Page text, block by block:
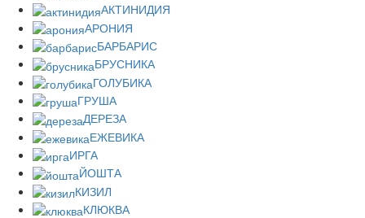
АКТИНИДИЯ
АРОНИЯ
БАРБАРИС
БРУСНИКА
ГОЛУБИКА
ГРУША
ДЕРЕЗА
ЕЖЕВИКА
ИРГА
ЙОШТА
КИЗИЛ
КЛЮКВА